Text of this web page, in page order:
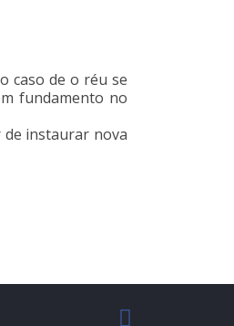
caso de o réu se
fundamento no
instaurar nova